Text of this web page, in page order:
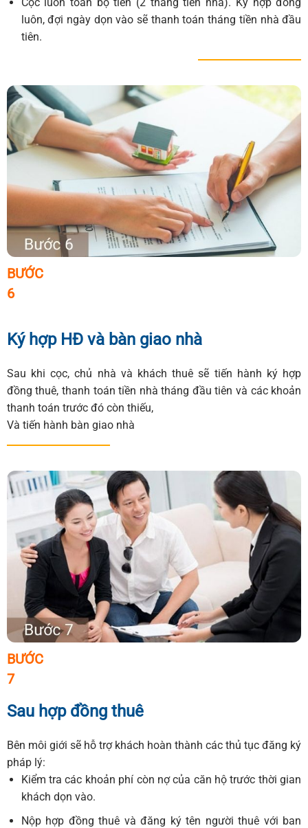
luôn, đợi ngày dọn vào sẽ thanh toán tháng tiền nhà đầu
tiên.
BƯỚC
6
Ký hợp HĐ và bàn giao nhà
Sau khi cọc, chủ nhà và khách thuê sẽ tiến hành ký hợp
đồng thuê, thanh toán tiền nhà tháng đầu tiên và các khoản
thanh toán trước đó còn thiếu,
Và tiến hành bàn giao nhà
BƯỚC
7
Sau hợp đồng thuê
Bên môi giới sẽ hỗ trợ khách hoàn thành các thủ tục đăng ký
pháp lý:
Kiểm tra các khoản phí còn nợ của căn hộ trước thời gian
khách dọn vào.
Nộp hợp đồng thuê và đăng ký tên người thuê với ban